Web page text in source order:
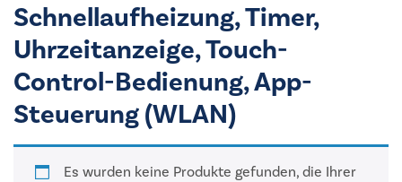
Schnellaufheizung, Timer,
Uhrzeitanzeige, Touch-
Control-Bedienung, App-
Steuerung (WLAN)
Es wurden keine Produkte gefunden, die Ihrer